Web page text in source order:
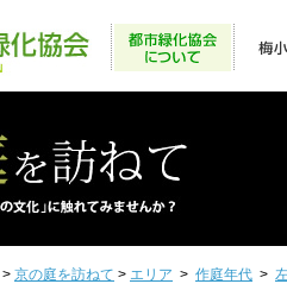
> 京の庭を訪ねて > エリア > 作庭年代 >